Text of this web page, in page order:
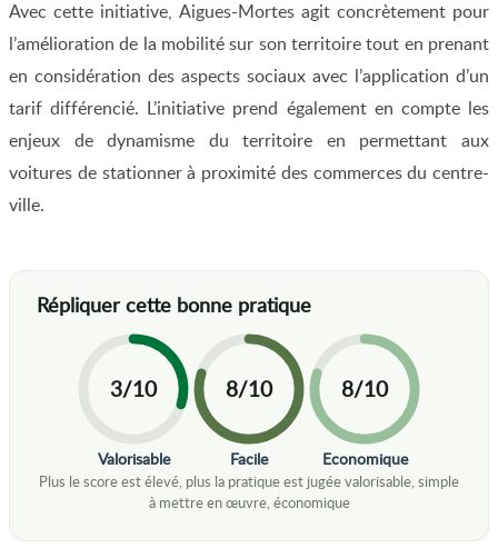
Avec cette initiative, Aigues-Mortes agit concrètement pour
l’amélioration de la mobilité sur son territoire tout en prenant
en considération des aspects sociaux avec l’application d’un
tarif différencié. L’initiative prend également en compte les
enjeux de dynamisme du territoire en permettant aux
voitures de stationner à proximité des commerces du centre-
ville.
3/10
Valorisable
8/10
Facile
8/10
Economique